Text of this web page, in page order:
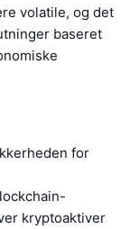
volatile, og det
baseret
for
kryptoaktiver